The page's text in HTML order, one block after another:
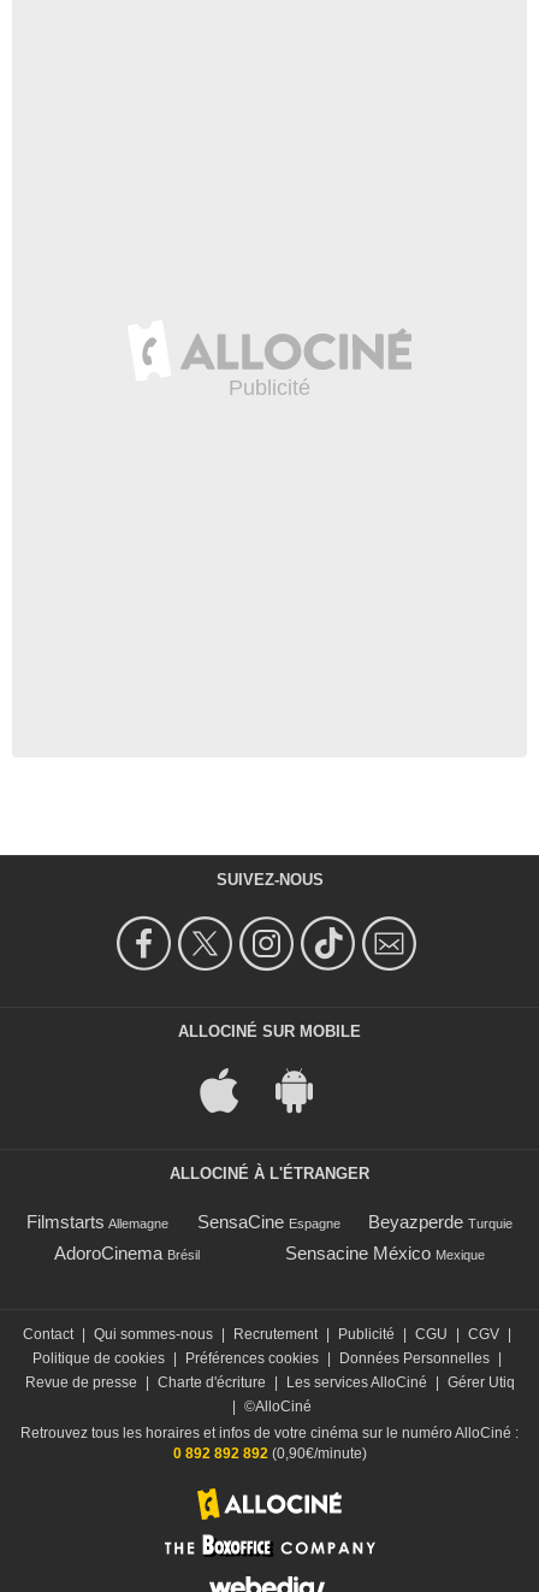
SUIVEZ-NOUS
ALLOCINÉ SUR MOBILE
ALLOCINÉ À L'ÉTRANGER
Filmstarts Allemagne SensaCine Espagne Beyazperde Turquie
AdoroCinema Brésil Sensacine México Mexique
Contact | Qui sommes-nous | Recrutement | Publicité | CGU | CGV |
Politique de cookies | Préférences cookies | Données Personnelles |
Revue de presse
| Charte d'écriture | Les services AlloCiné | Gérer Utiq
| ©AlloCiné
Retrouvez tous les horaires et infos de votre cinéma sur le numéro AlloCiné :
0 892 892 892 (0,90€/minute)